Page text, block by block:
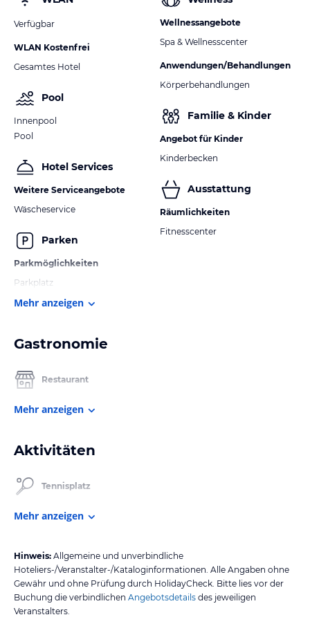
Verfügbar
WLAN Kostenfrei
Gesamtes Hotel
Pool
Innenpool
Pool
Hotel Services
Weitere Serviceangebote
Wäscheservice
Parken
Parkmöglichkeiten
Parkplatz
Wellnessangebote
Spa & Wellnesscenter
Anwendungen/Behandlungen
Körperbehandlungen
Familie & Kinder
Angebot für Kinder
Kinderbecken
Ausstattung
Räumlichkeiten
Fitnesscenter
Mehr anzeigen
Gastronomie
Restaurant
Mehr anzeigen
Aktivitäten
Tennisplatz
Mehr anzeigen
Hinweis: Allgemeine und unverbindliche
Hoteliers-/Veranstalter-/Kataloginformationen. Alle Angaben ohne
Gewähr und ohne Prüfung durch HolidayCheck. Bitte lies vor der
Buchung die verbindlichen Angebotsdetails des jeweiligen
Veranstalters.